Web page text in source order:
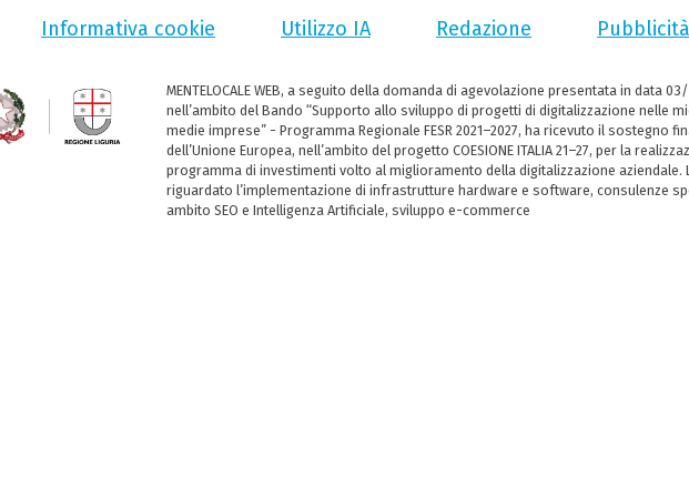
Informativa cookie Utilizzo IA Redazione
MENTELOCALE WEB, a seguito della domanda di agevolazione presentata in data
nell’ambito del Bando “Supporto allo sviluppo di progetti di digitalizzazione nelle
medie imprese” - Programma Regionale FESR 2021–2027, ha ricevuto il sostegno
dell’Unione Europea, nell’ambito del progetto COESIONE ITALIA 21–27, per la
programma di investimenti volto al miglioramento della digitalizzazione aziendale.
riguardato l’implementazione di infrastrutture hardware e software, consulenze
ambito SEO e Intelligenza Artificiale, sviluppo e-commerce